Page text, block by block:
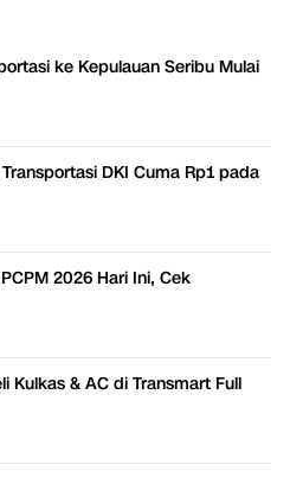
ke Kepulauan Seribu Mulai
DKI Cuma Rp1 pada
2026 Hari Ini, Cek
Kulkas & AC di Transmart Full